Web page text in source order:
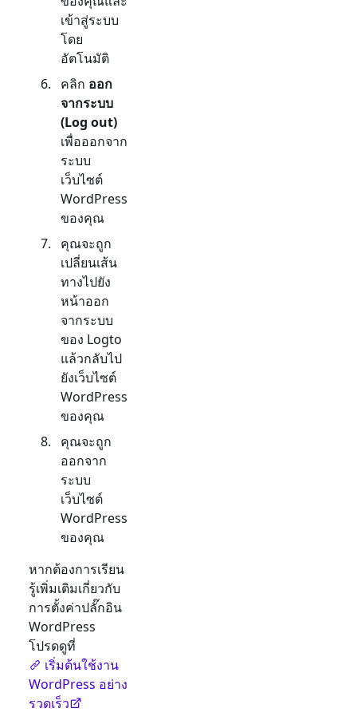
เข้าสู่ระบบ
โดย
อัตโนมัติ
คลิก ออก
จากระบบ
(Log out)
เพื่อออกจาก
ระบบ
เว็บไซต์
WordPress
ของคุณ
คุณจะถูก
เปลี่ยนเส้น
ทางไปยัง
หน้าออก
จากระบบ
ของ Logto
แล้วกลับไป
ยังเว็บไซต์
WordPress
ของคุณ
คุณจะถูก
ออกจาก
ระบบ
เว็บไซต์
WordPress
ของคุณ
หากต้องการเรียน
รู้เพิ่มเติมเกี่ยวกับ
การตั้งค่าปลั๊กอิน
WordPress
โปรดดูที่
เริ่มต้นใช้งาน
WordPress อย่าง
รวดเร็ว